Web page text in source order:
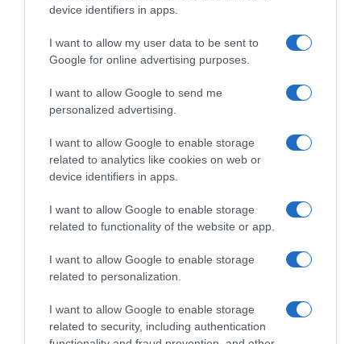
device identifiers in apps.
I want to allow my user data to be sent to
Google for online advertising purposes.
I want to allow Google to send me
personalized advertising.
I want to allow Google to enable storage
related to analytics like cookies on web or
device identifiers in apps.
I want to allow Google to enable storage
related to functionality of the website or app.
I want to allow Google to enable storage
related to personalization.
I want to allow Google to enable storage
related to security, including authentication
ΠΑΡΑΠΟΛΙΤΙΚΑ
Νέο επεισόδιο Κωνσταντοπούλου –
Πολύζου: Η πρόεδρος της Πλεύσης
την πρώην συνεργάτρια της στο
τμήμα
Η Βασιλική Πολύζου υποστηρίζει από την πλευρά της ότι η
Κωνσταντοπούλου την κατηγορούσε ότι είναι μέλος